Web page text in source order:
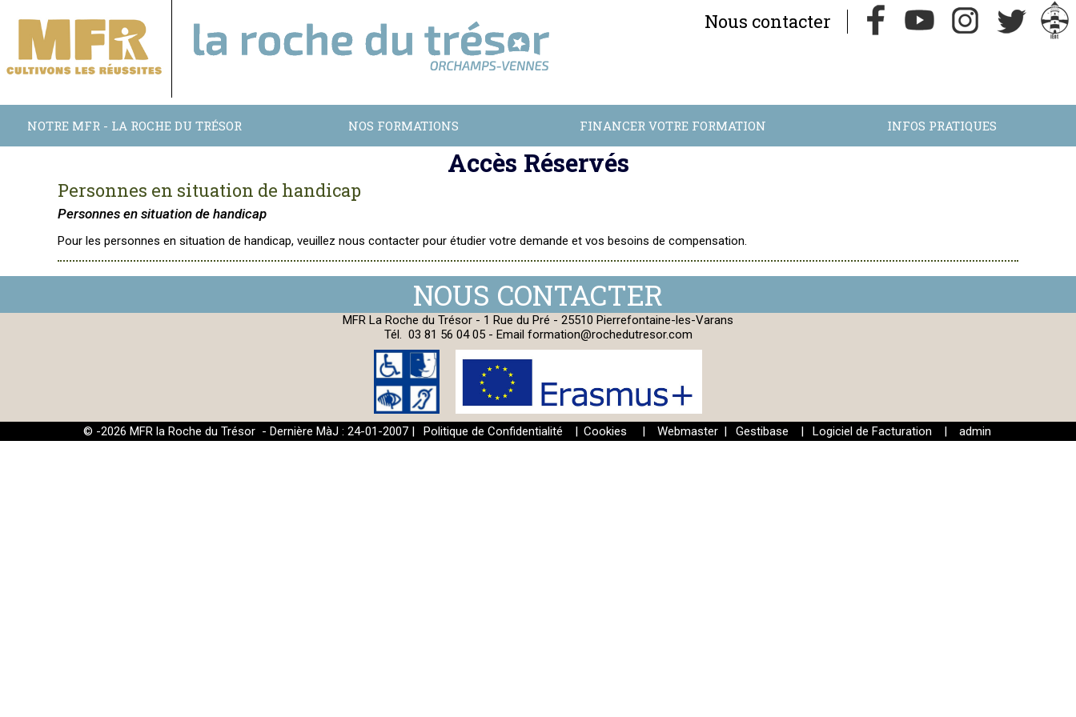
Nous contacter
NOTRE MFR - LA ROCHE DU TRÉSOR NOS FORMATIONS FINANCER VOTRE FORMATION INFOS PRATIQUES
Accès Réservés
Personnes en situation de handicap
Personnes en situation de handicap
Pour les personnes en situation de handicap, veuillez nous contacter pour étudier votre demande et vos besoins de compensation.
MFR La Roche du Trésor - 1 Rue du Pré - 25510 Pierrefontaine-les-Varans
Tél. 03 81 56 04 05- Email formation@rochedutresor.com
© -2026 MFR la Roche du Trésor - Dernière MàJ : 24-01-2007 | Politique de Confidentialité | Cookies | Webmaster | Gestibase | Logiciel de Facturation | admin